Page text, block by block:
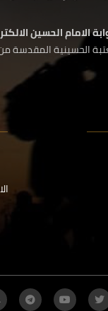
الامام الحسين
الحسينية المقدسة